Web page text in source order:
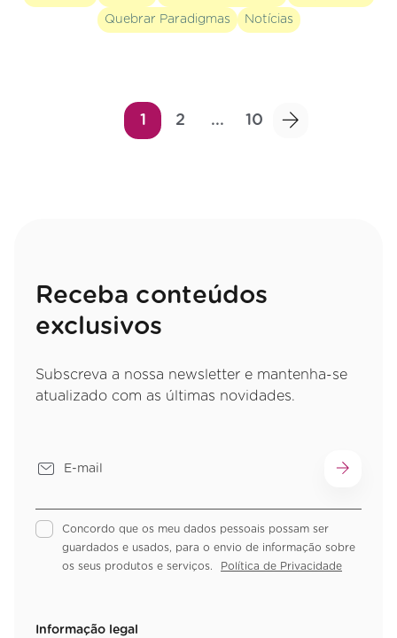
Quebrar Paradigmas Notícias
1 2 ... 10
Receba conteúdos
exclusivos
Subscreva a nossa newsletter e mantenha-se
atualizado com as últimas novidades.
Concordo que os meu dados pessoais possam ser
guardados e usados, para o envio de informação sobre
os seus produtos e serviços.
Política de Privacidade
Informação legal